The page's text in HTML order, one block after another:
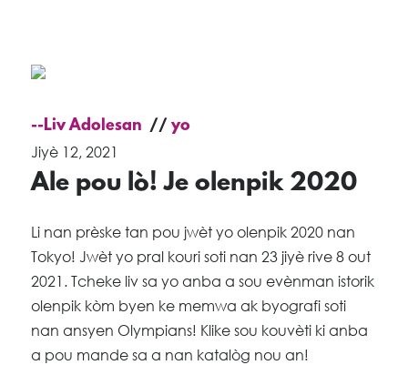
--Liv Adolesan
yo
Jiyè 12, 2021
Ale pou lò! Je olenpik 2020
Li nan prèske tan pou jwèt yo olenpik 2020 nan
Tokyo! Jwèt yo pral kouri soti nan 23 jiyè rive 8 out
2021. Tcheke liv sa yo anba a sou evènman istorik
olenpik kòm byen ke memwa ak byografi soti
nan ansyen Olympians! Klike sou kouvèti ki anba
a pou mande sa a nan katalòg nou an!